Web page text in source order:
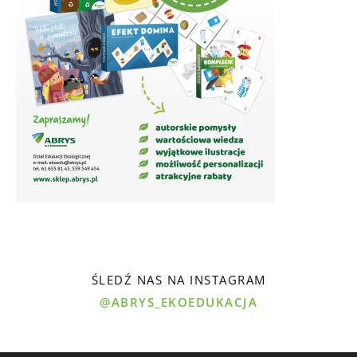
ŚLEDŹ NAS NA INSTAGRAM
@ABRYS_EKOEDUKACJA